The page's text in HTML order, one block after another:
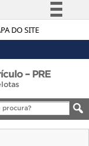
DO SITE
informação
– PRE